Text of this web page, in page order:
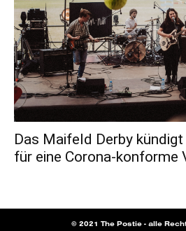
Das Maifeld Derby
für eine Corona-konforme
© 2021 The Postie - alle